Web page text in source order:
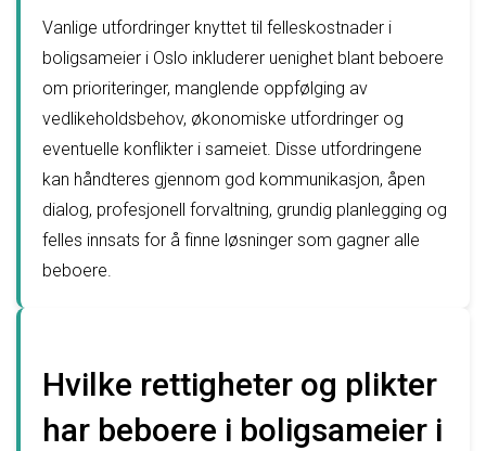
Vanlige utfordringer knyttet til felleskostnader i
boligsameier i Oslo inkluderer uenighet blant beboere
om prioriteringer, manglende oppfølging av
vedlikeholdsbehov, økonomiske utfordringer og
eventuelle konflikter i sameiet. Disse utfordringene
kan håndteres gjennom god kommunikasjon, åpen
dialog, profesjonell forvaltning, grundig planlegging og
felles innsats for å finne løsninger som gagner alle
beboere.
Hvilke rettigheter og plikter
har beboere i boligsameier i